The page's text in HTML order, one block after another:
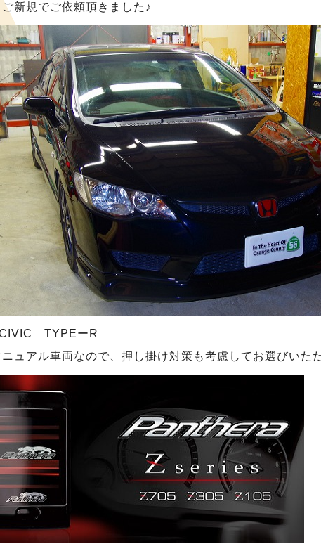
新規でご依頼頂きました♪
TYPEーR
ュアル車両なので、押し掛け対策も考慮してお選びいた